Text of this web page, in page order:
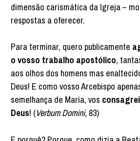
dimensão carismática da Igreja –
respostas a oferecer.
Para terminar, quero publicamente
o vosso trabalho apostólico,
aos olhos dos homens mas
Deus! E como vosso Arcebispo
semelhança de Maria, vos
Deus! (Verbum Domini, 83)